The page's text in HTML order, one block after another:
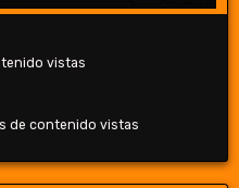
vistas
de contenido vistas